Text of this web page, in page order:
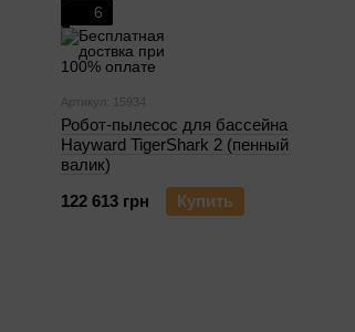
6
Артикул: 15934
Робот-пылесос для бассейна
Hayward TigerShark 2 (пенный
валик)
122 613 грн
Купить